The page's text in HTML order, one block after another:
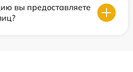
вы предоставляете